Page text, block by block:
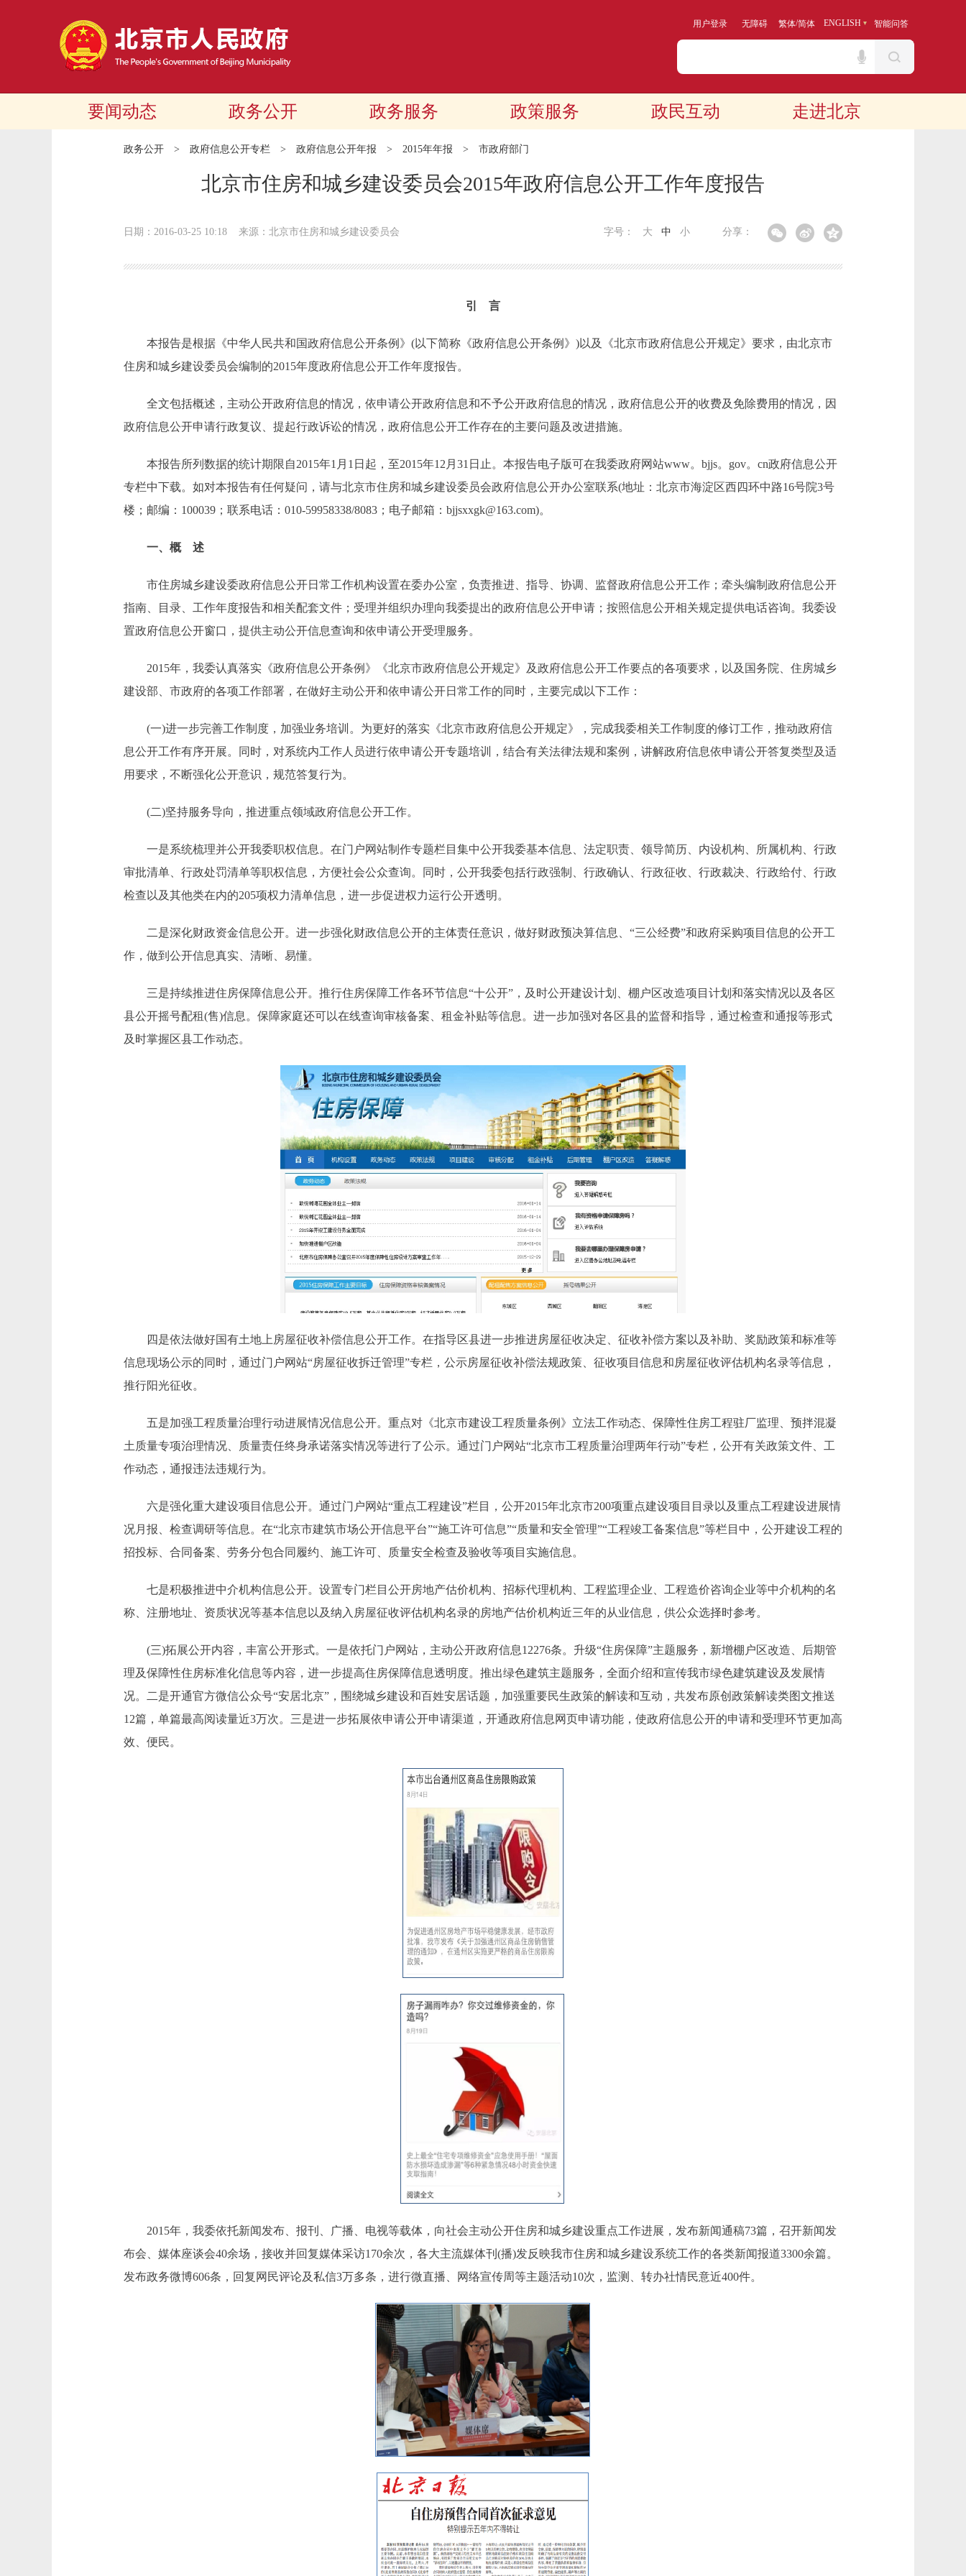
用户登录 无障碍 繁体/简体 ENGLISH 智能问答
要闻动态 政务公开 政务服务 政策服务 政民互动 走进北京
政务公开 > 政府信息公开专栏 > 政府信息公开年报 > 2015年年报 > 市政府部门
北京市住房和城乡建设委员会2015年政府信息公开工作年度报告
日期：2016-03-25 10:18 来源：北京市住房和城乡建设委员会 分享：
字号： 大 中 小
引 言
本报告是根据《中华人民共和国政府信息公开条例》(以下简称《政府信息公开条例》)以及《北京市政府信息公开规定》要求，由北京市
住房和城乡建设委员会编制的2015年度政府信息公开工作年度报告。
全文包括概述，主动公开政府信息的情况，依申请公开政府信息和不予公开政府信息的情况，政府信息公开的收费及免除费用的情况，因
政府信息公开申请行政复议、提起行政诉讼的情况，政府信息公开工作存在的主要问题及改进措施。
本报告所列数据的统计期限自2015年1月1日起，至2015年12月31日止。本报告电子版可在我委政府网站www。bjjs。gov。cn政府信息公开
专栏中下载。如对本报告有任何疑问，请与北京市住房和城乡建设委员会政府信息公开办公室联系(地址：北京市海淀区西四环中路16号院3号
楼；邮编：100039；联系电话：010-59958338/8083；电子邮箱：bjjsxxgk@163.com)。
一、概 述
市住房城乡建设委政府信息公开日常工作机构设置在委办公室，负责推进、指导、协调、监督政府信息公开工作；牵头编制政府信息公开
指南、目录、工作年度报告和相关配套文件；受理并组织办理向我委提出的政府信息公开申请；按照信息公开相关规定提供电话咨询。我委设
置政府信息公开窗口，提供主动公开信息查询和依申请公开受理服务。
2015年，我委认真落实《政府信息公开条例》《北京市政府信息公开规定》及政府信息公开工作要点的各项要求，以及国务院、住房城乡
建设部、市政府的各项工作部署，在做好主动公开和依申请公开日常工作的同时，主要完成以下工作：
(一)进一步完善工作制度，加强业务培训。为更好的落实《北京市政府信息公开规定》，完成我委相关工作制度的修订工作，推动政府信
息公开工作有序开展。同时，对系统内工作人员进行依申请公开专题培训，结合有关法律法规和案例，讲解政府信息依申请公开答复类型及适
用要求，不断强化公开意识，规范答复行为。
(二)坚持服务导向，推进重点领域政府信息公开工作。
一是系统梳理并公开我委职权信息。在门户网站制作专题栏目集中公开我委基本信息、法定职责、领导简历、内设机构、所属机构、行政
审批清单、行政处罚清单等职权信息，方便社会公众查询。同时，公开我委包括行政强制、行政确认、行政征收、行政裁决、行政给付、行政
检查以及其他类在内的205项权力清单信息，进一步促进权力运行公开透明。
二是深化财政资金信息公开。进一步强化财政信息公开的主体责任意识，做好财政预决算信息、“三公经费”和政府采购项目信息的公开工
作，做到公开信息真实、清晰、易懂。
三是持续推进住房保障信息公开。推行住房保障工作各环节信息“十公开”，及时公开建设计划、棚户区改造项目计划和落实情况以及各区
县公开摇号配租(售)信息。保障家庭还可以在线查询审核备案、租金补贴等信息。进一步加强对各区县的监督和指导，通过检查和通报等形式
及时掌握区县工作动态。
四是依法做好国有土地上房屋征收补偿信息公开工作。在指导区县进一步推进房屋征收决定、征收补偿方案以及补助、奖励政策和标准等
信息现场公示的同时，通过门户网站“房屋征收拆迁管理”专栏，公示房屋征收补偿法规政策、征收项目信息和房屋征收评估机构名录等信息，
推行阳光征收。
五是加强工程质量治理行动进展情况信息公开。重点对《北京市建设工程质量条例》立法工作动态、保障性住房工程驻厂监理、预拌混凝
土质量专项治理情况、质量责任终身承诺落实情况等进行了公示。通过门户网站“北京市工程质量治理两年行动”专栏，公开有关政策文件、工
作动态，通报违法违规行为。
六是强化重大建设项目信息公开。通过门户网站“重点工程建设”栏目，公开2015年北京市200项重点建设项目目录以及重点工程建设进展情
况月报、检查调研等信息。在“北京市建筑市场公开信息平台”“施工许可信息”“质量和安全管理”“工程竣工备案信息”等栏目中，公开建设工程的
招投标、合同备案、劳务分包合同履约、施工许可、质量安全检查及验收等项目实施信息。
七是积极推进中介机构信息公开。设置专门栏目公开房地产估价机构、招标代理机构、工程监理企业、工程造价咨询企业等中介机构的名
称、注册地址、资质状况等基本信息以及纳入房屋征收评估机构名录的房地产估价机构近三年的从业信息，供公众选择时参考。
(三)拓展公开内容，丰富公开形式。一是依托门户网站，主动公开政府信息12276条。升级“住房保障”主题服务，新增棚户区改造、后期管
理及保障性住房标准化信息等内容，进一步提高住房保障信息透明度。推出绿色建筑主题服务，全面介绍和宣传我市绿色建筑建设及发展情
况。二是开通官方微信公众号“安居北京”，围绕城乡建设和百姓安居话题，加强重要民生政策的解读和互动，共发布原创政策解读类图文推送
12篇，单篇最高阅读量近3万次。三是进一步拓展依申请公开申请渠道，开通政府信息网页申请功能，使政府信息公开的申请和受理环节更加高
效、便民。
2015年，我委依托新闻发布、报刊、广播、电视等载体，向社会主动公开住房和城乡建设重点工作进展，发布新闻通稿73篇，召开新闻发
布会、媒体座谈会40余场，接收并回复媒体采访170余次，各大主流媒体刊(播)发反映我市住房和城乡建设系统工作的各类新闻报道3300余篇。
发布政务微博606条，回复网民评论及私信3万多条，进行微直播、网络宣传周等主题活动10次，监测、转办社情民意近400件。